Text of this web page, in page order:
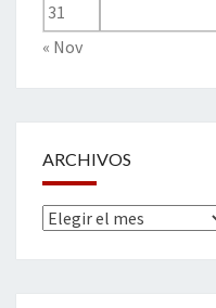
31
« Nov
ARCHIVOS
Archivos